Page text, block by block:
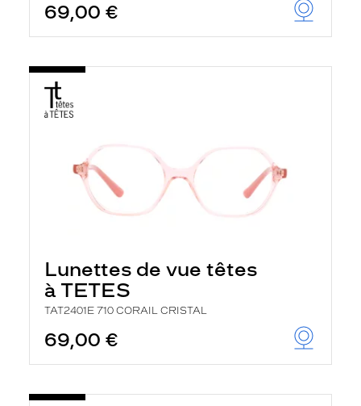
69,00 €
Lunettes de vue têtes
à TETES
TAT2401E 710 CORAIL CRISTAL
69,00 €